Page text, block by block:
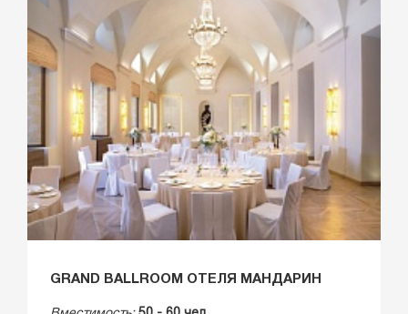
GRAND BALLROOM ОТЕЛЯ МАНДАРИН